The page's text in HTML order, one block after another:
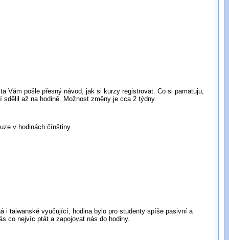
Vám pošle přesný návod, jak si kurzy registrovat. Co si pamatuju,
až na hodině. Možnost změny je cca 2 týdny.
v hodinách čínštiny.
i taiwanské vyučující, hodina bylo pro studenty spíše pasivní a
co nejvíc ptát a zapojovat nás do hodiny.